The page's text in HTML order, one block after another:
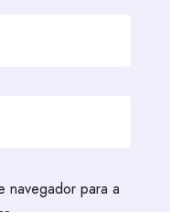
navegador para a